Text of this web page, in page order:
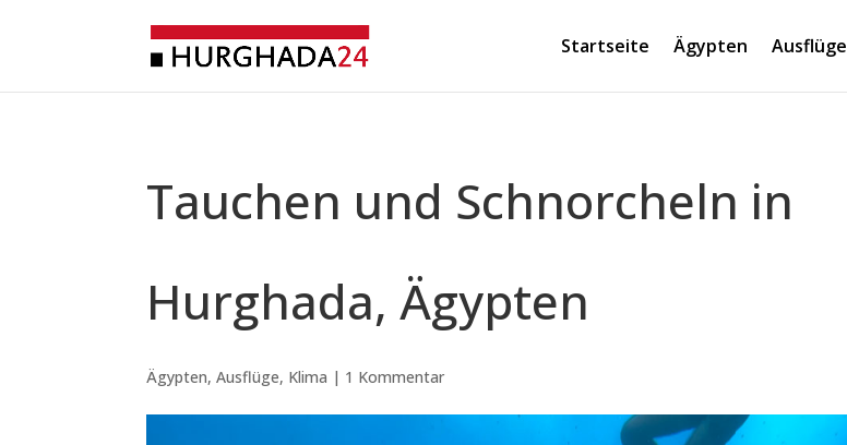
Startseite Ägypten Ausflüge
Tauchen und Schnorcheln in
Hurghada, Ägypten
Ägypten,Ausflüge, Klima | 1 Kommentar